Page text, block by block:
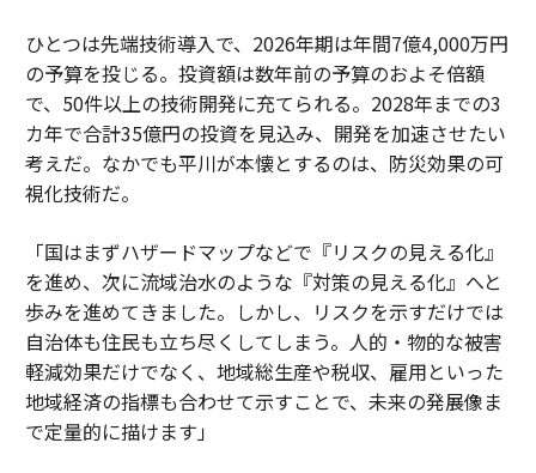
ひとつは先端技術導入で、2026年期は年間7億4,000万円
の予算を投じる。投資額は数年前の予算のおよそ倍額
で、50件以上の技術開発に充てられる。2028年までの3
カ年で合計35億円の投資を見込み、開発を加速させたい
考えだ。なかでも平川が本懐とするのは、防災効果の可
視化技術だ。
「国はまずハザードマップなどで『リスクの見える化』
を進め、次に流域治水のような『対策の見える化』へと
歩みを進めてきました。しかし、リスクを示すだけでは
自治体も住民も立ち尽くしてしまう。人的・物的な被害
軽減効果だけでなく、地域総生産や税収、雇用といった
地域経済の指標も合わせて示すことで、未来の発展像ま
で定量的に描けます」